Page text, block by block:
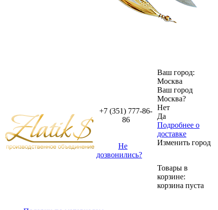
+7 (351) 777-86-
86
Не
дозвонились?
Ваш город:
Москва
Ваш город
Москва?
Нет
Да
Подробнее о
доставке
Изменить город
Товары в
корзине:
корзина пуста